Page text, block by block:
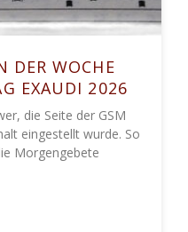
DER WOCHE
EXAUDI 2026
die Seite der GSM
eingestellt wurde. So
Morgengebete